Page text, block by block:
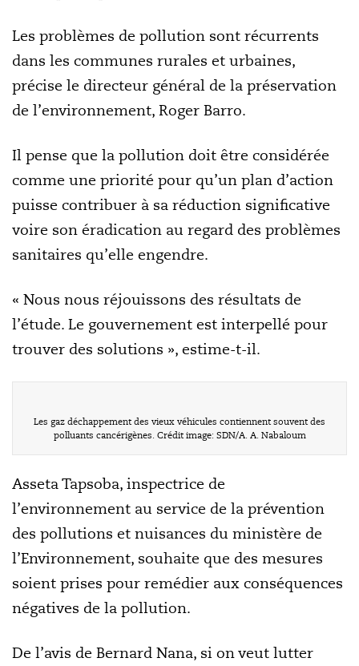
Les problèmes de pollution sont récurrents
dans les communes rurales et urbaines,
précise le directeur général de la préservation
de l’environnement, Roger Barro.
Il pense que la pollution doit être considérée
comme une priorité pour qu’un plan d’action
puisse contribuer à sa réduction significative
voire son éradication au regard des problèmes
sanitaires qu’elle engendre.
« Nous nous réjouissons des résultats de
l’étude. Le gouvernement est interpellé pour
trouver des solutions », estime-t-il.
Les gaz déchappement des vieux véhicules contiennent souvent des
polluants cancérigènes. Crédit image: SDN/A. A. Nabaloum
Asseta Tapsoba, inspectrice de
l’environnement au service de la prévention
des pollutions et nuisances du ministère de
l’Environnement, souhaite que des mesures
soient prises pour remédier aux conséquences
négatives de la pollution.
De l’avis de Bernard Nana, si on veut lutter